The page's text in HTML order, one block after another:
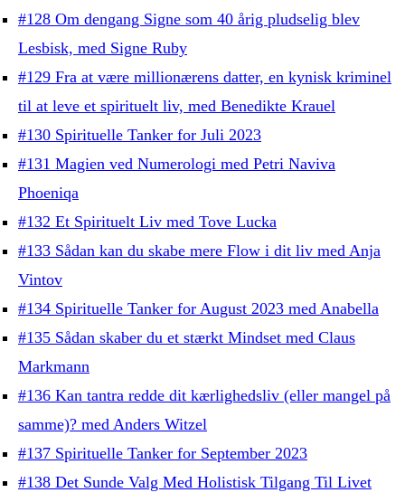
#128 Om dengang Signe som 40 årig pludselig blev
Lesbisk, med Signe Ruby
#129 Fra at være millionærens datter, en kynisk kriminel
til at leve et spirituelt liv, med Benedikte Krauel
#130 Spirituelle Tanker for Juli 2023
#131 Magien ved Numerologi med Petri Naviva
Phoeniqa
#132 Et Spirituelt Liv med Tove Lucka
#133 Sådan kan du skabe mere Flow i dit liv med Anja
Vintov
#134 Spirituelle Tanker for August 2023 med Anabella
#135 Sådan skaber du et stærkt Mindset med Claus
Markmann
#136 Kan tantra redde dit kærlighedsliv (eller mangel på
samme)? med Anders Witzel
#137 Spirituelle Tanker for September 2023
#138 Det Sunde Valg Med Holistisk Tilgang Til Livet